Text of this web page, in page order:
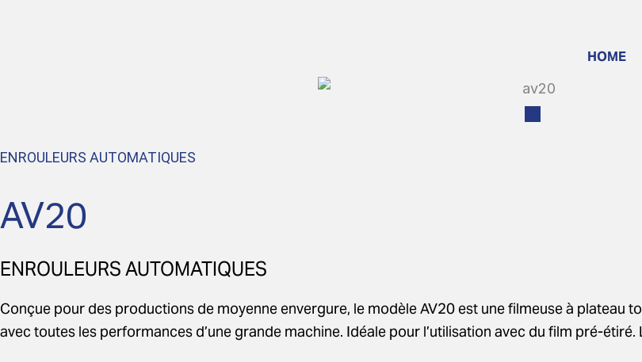
HOME
ENROULEURS AUTOMATIQUES
AV20
ENROULEURS AUTOMATIQUES
Conçue pour des productions de moyenne envergure, le modèle AV20 est une filmeuse à plateau
avec toutes les performances d’une grande machine. Idéale pour l’utilisation avec du film pré-